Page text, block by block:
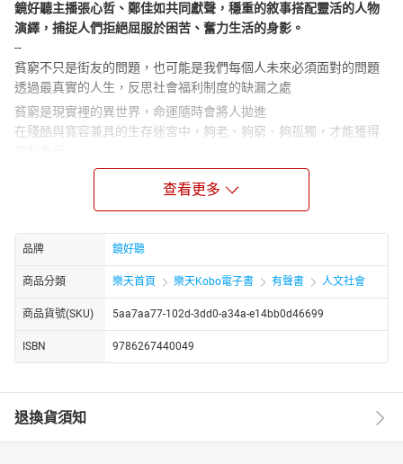
鏡好聽主播張心哲、鄭佳如共同獻聲，穩重的敘事搭配靈活的人物
演繹，捕捉人們拒絕屈服於困苦、奮力生活的身影。
--
貧窮不只是街友的問題，也可能是我們每個人未來必須面對的問題
透過最真實的人生，反思社會福利制度的缺漏之處
貧窮是現實裡的異世界，命運隨時會將人拋進
在殘酷與寬容兼具的生存迷宮中，夠老、夠窮、夠孤獨，才能獲得
這是為了存活，必須斬斷血脈、重新締結人際網絡的人們
流落街頭是老齡貧窮者最極端的體現，研究報告中冷冰冰的文字，
是街頭上真實的生活模樣。他們生活在被戲稱為臺灣最大迷宮的臺
北車站外，而有幸能負擔租屋的人，卻也常委身在迷宮般彎繞的巷
弄陋居中。生活裡滿是屏障，讓他們宛若陷入「軟禁」狀態，總是
「沒得選」。這群「沒得選」的人，是怎麼在處處限制的環境裡，
為了申請福利身分，八十歲的阿健不得不向久未謀面的兒子提告遺
消失，連最便宜的房間都不敢租。為了取得戶籍，及隨之綁定的社
福身分，靠低收補助過活的阿生也只能在寸土寸金的「首善之都」
查看更多
品牌 鏡好聽
商品分類 樂天首頁 樂天Kobo電子書 有聲書 人文社會
商品貨號(SKU) 5aa7aa77-102d-3dd0-a34a-e14bb0d46699
ISBN 9786267440049
退換貨須知